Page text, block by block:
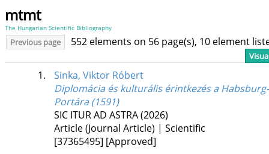
mtmt
The Hungarian Scientific Bibliography
Previous page 552 elements on 56 page(s), 10 element
1.
Sinka, Viktor Róbert
Diplomácia és kulturális érintkezés a
Portára (1591)
SIC ITUR AD ASTRA(2026)
Article (Journal Article) | Scientific
[37365495] [Approved]